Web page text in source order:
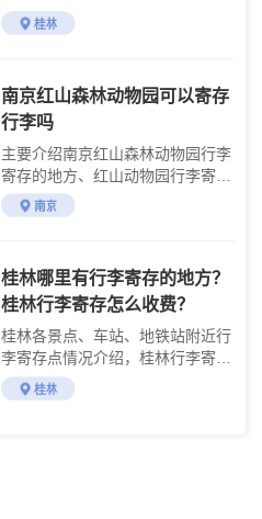
桂林
南京红山森林动物园可以寄存
行李吗
主要介绍南京红山森林动物园行李
寄存的地方、红山动物园行李寄存
的费用及游玩攻略
南京
桂林哪里有行李寄存的地方？
桂林行李寄存怎么收费？
桂林各景点、车站、地铁站附近行
李寄存点情况介绍，桂林行李寄存
点收费标准介绍
桂林